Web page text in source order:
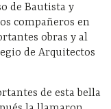
de Bautista y
compañeros en
obras y al
de Arquitectos
de esta bella